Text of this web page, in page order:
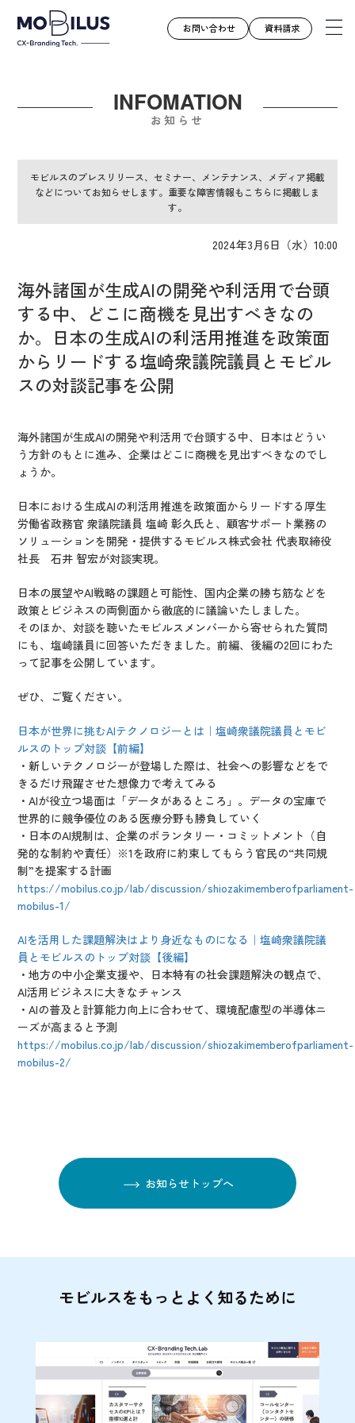
モビルスとは
導入事例
ユースケース
お知らせ
お役立ち資料
会社案内
採用情報
IR情報
CX向上情報サイト
お問い合わせ 資料請求
INFOMATION
お知らせ
モビルスのプレスリリース、セミナー、メンテナンス、メディア掲載
などについてお知らせします。重要な障害情報もこちらに掲載しま
す。
2024年3月6日（水）10:00
海外諸国が生成AIの開発や利活用で台頭
する中、どこに商機を見出すべきなの
か。日本の生成AIの利活用推進を政策面
からリードする塩崎衆議院議員とモビル
スの対談記事を公開
海外諸国が生成AIの開発や利活用で台頭する中、日本はどうい
う方針のもとに進み、企業はどこに商機を見出すべきなのでし
ょうか。
日本における生成AIの利活用推進を政策面からリードする厚生
労働省政務官 衆議院議員 塩崎 彰久氏と、顧客サポート業務の
ソリューションを開発・提供するモビルス株式会社 代表取締役
社長 石井 智宏が対談実現。
日本の展望やAI戦略の課題と可能性、国内企業の勝ち筋などを
政策とビジネスの両側面から徹底的に議論いたしました。
そのほか、対談を聴いたモビルスメンバーから寄せられた質問
にも、塩崎議員に回答いただきました。前編、後編の2回にわた
って記事を公開しています。
ぜひ、ご覧ください。
日本が世界に挑むAIテクノロジーとは｜塩崎衆議院議員とモビ
ルスのトップ対談【前編】
・新しいテクノロジーが登場した際は、社会への影響などをで
きるだけ飛躍させた想像力で考えてみる
・AIが役立つ場面は「データがあるところ」。データの宝庫で
世界的に競争優位のある医療分野も勝負していく
・日本のAI規制は、企業のボランタリー・コミットメント（自
発的な制約や責任）※1を政府に約束してもらう官民の“共同規
制”を提案する計画
https://mobilus.co.jp/lab/discussion/shiozakimemberofparliament-
mobilus-1/
AIを活用した課題解決はより身近なものになる｜塩崎衆議院議
員とモビルスのトップ対談【後編】
・地方の中小企業支援や、日本特有の社会課題解決の観点で、
AI活用ビジネスに大きなチャンス
・AIの普及と計算能力向上に合わせて、環境配慮型の半導体ニ
ーズが高まると予測
https://mobilus.co.jp/lab/discussion/shiozakimemberofparliament-
mobilus-2/
お知らせトップへ
モビルスをもっとよく知るために